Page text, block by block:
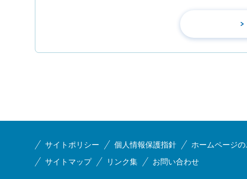
サイトポリシー 個人情報保護指針 ホームページ
サイトマップ リンク集 お問い合わせ